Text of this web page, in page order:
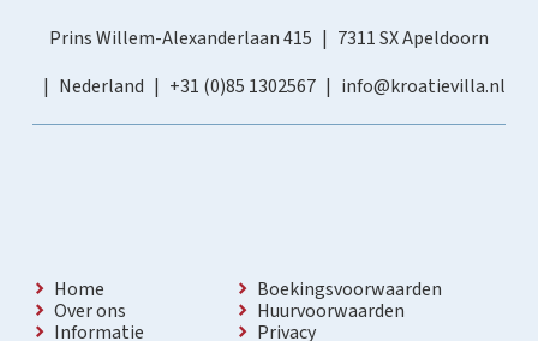
Prins Willem-Alexanderlaan 415
7311 SX Apeldoorn
Nederland
+31 (0)85 1302567 info@kroatievilla.nl
Home
Over ons
Informatie
Boekingsvoorwaarden
Huurvoorwaarden
Privacy